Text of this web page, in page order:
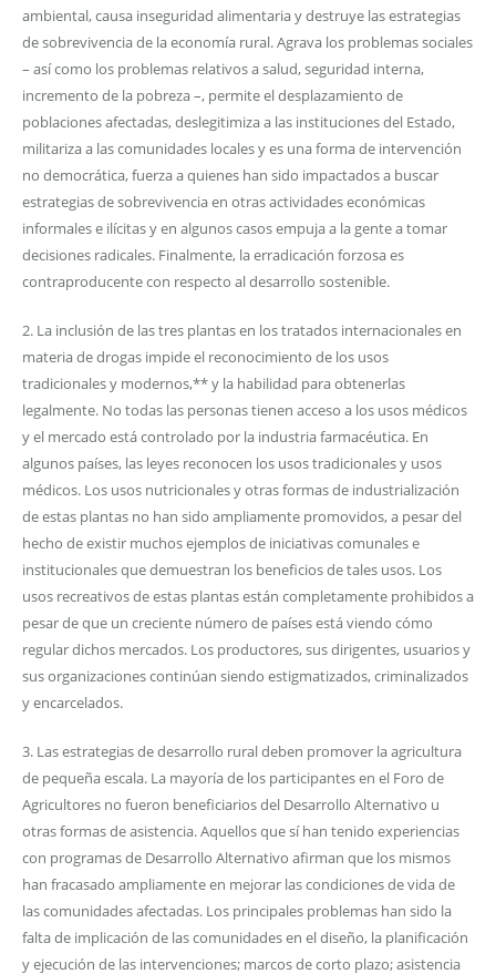
ambiental, causa inseguridad alimentaria y destruye las estrategias
de sobrevivencia de la economía rural. Agrava los problemas sociales
– así como los problemas relativos a salud, seguridad interna,
incremento de la pobreza –, permite el desplazamiento de
poblaciones afectadas, deslegitimiza a las instituciones del Estado,
militariza a las comunidades locales y es una forma de intervención
no democrática, fuerza a quienes han sido impactados a buscar
estrategias de sobrevivencia en otras actividades económicas
informales e ilícitas y en algunos casos empuja a la gente a tomar
decisiones radicales. Finalmente, la erradicación forzosa es
contraproducente con respecto al desarrollo sostenible.
2. La inclusión de las tres plantas en los tratados internacionales en
materia de drogas impide el reconocimiento de los usos
tradicionales y modernos,** y la habilidad para obtenerlas
legalmente. No todas las personas tienen acceso a los usos médicos
y el mercado está controlado por la industria farmacéutica. En
algunos países, las leyes reconocen los usos tradicionales y usos
médicos. Los usos nutricionales y otras formas de industrialización
de estas plantas no han sido ampliamente promovidos, a pesar del
hecho de existir muchos ejemplos de iniciativas comunales e
institucionales que demuestran los beneficios de tales usos. Los
usos recreativos de estas plantas están completamente prohibidos a
pesar de que un creciente número de países está viendo cómo
regular dichos mercados. Los productores, sus dirigentes, usuarios y
sus organizaciones continúan siendo estigmatizados, criminalizados
y encarcelados.
3. Las estrategias de desarrollo rural deben promover la agricultura
de pequeña escala. La mayoría de los participantes en el Foro de
Agricultores no fueron beneficiarios del Desarrollo Alternativo u
otras formas de asistencia. Aquellos que sí han tenido experiencias
con programas de Desarrollo Alternativo afirman que los mismos
han fracasado ampliamente en mejorar las condiciones de vida de
las comunidades afectadas. Los principales problemas han sido la
falta de implicación de las comunidades en el diseño, la planificación
y ejecución de las intervenciones; marcos de corto plazo; asistencia